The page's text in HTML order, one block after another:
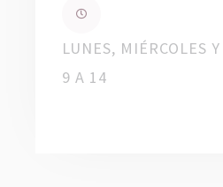
LUNES, MIÉRCOLES
9 A 14